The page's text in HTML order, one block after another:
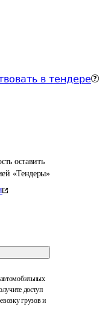
в тендере
оставить
«Тендеры»
доступ
грузов и